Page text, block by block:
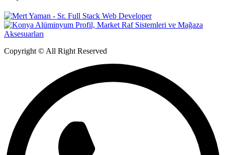
Copyright © All Right Reserved